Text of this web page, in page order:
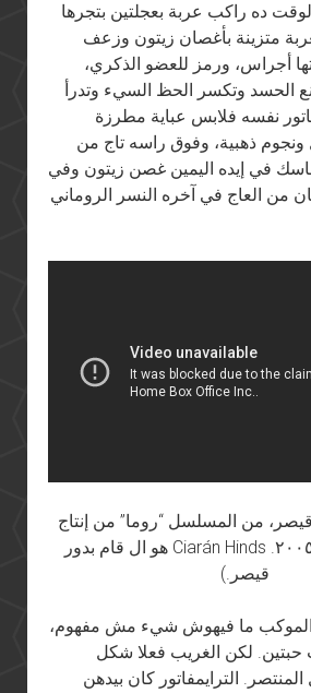
ده راكب عربة بعجلتين بتجرها
متزينة بأغصان زيتون وزعف
أجراس، ورمز للعضو الذكري،
الحسد وتكسر الحظ السيء وتدرأ
نفسه فلابس عباية مطرزة
ذهبية، وفوق راسه تاج من
في إيده اليمين غصن زيتون وفي
من العاج في آخره النسر الروماني
من المسلسل “روما” من إنتاج
BBC/HBO سنة ٢٠٠٥. Ciarán Hinds هو ال قام بدور
قيصر.)
ما فيهوش شيء مش مفهوم،
حبتين. لكن الغريب فعلا شكل
المنتصر. الترايمفاتور كان بيدهن